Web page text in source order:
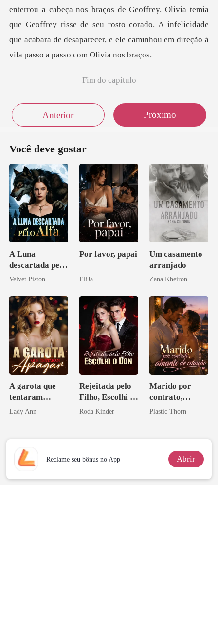
frey. Olivia temia
que Geoffrey risse de seu rosto corado. A infelicidade
que acabara
Fim do capítulo
Anterior Próximo
Você deve gostar
A Luna
descartada pelo
Alfa
Velvet Piston
Por favor, papai
EliJa
Um casamento
arranjado
Zana Kheiron
A garota que
tentaram
apagar
Lady Ann
Rejeitada pelo
Filho, Escolhi o
Don
Roda Kinder
Marido por
contrato,
amante de
Plastic Thorn
Reclame seu bônus no App Abrir